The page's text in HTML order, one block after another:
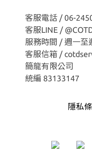
客服電話 / 06-
客服LINE /
服務時間 / 週一至
客服信箱 /
簡龍有限公司
統編 83133147
隱私條